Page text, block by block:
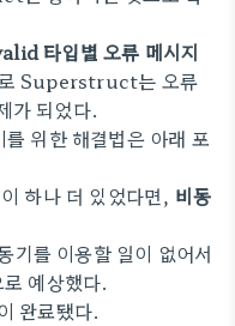
타입별 오류 메시지
Superstruct는 오류
가 되었다.
위한 해결법은 아래 포
하나 더 있었다면, 비동
를 이용할 일이 없어서
예상했다.
완료됐다.